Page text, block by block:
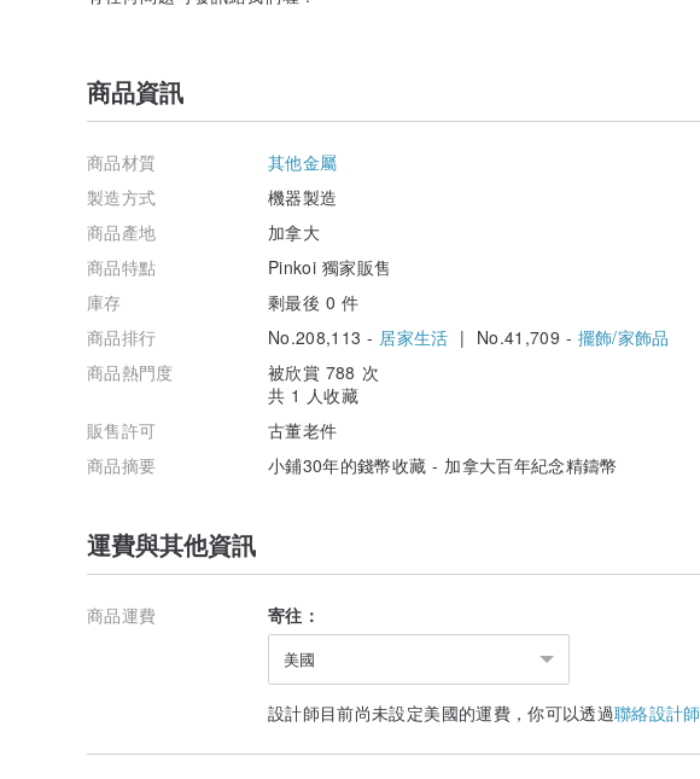
商品資訊
商品材質
其他金屬
製造方式
機器製造
商品產地
加拿大
商品特點
Pinkoi 獨家販售
庫存
剩最後 0 件
商品排行
No.208,113 - 居家生活 | No.41,709 - 擺飾/家飾品
商品熱門度
被欣賞 788 次
共 1 人收藏
販售許可
古董老件
商品摘要
小鋪30年的錢幣收藏 - 加拿大百年紀念精鑄幣
運費與其他資訊
商品運費 寄往：
美國
設計師目前尚未設定美國的運費，你可以透過聯絡設計師